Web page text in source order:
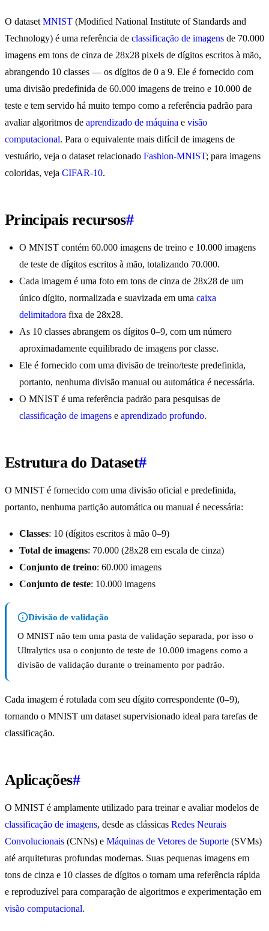
O dataset MNIST (Modified National Institute of Standards and
Technology) é uma referência de classificação de imagens de 70.000
imagens em tons de cinza de 28x28 pixels de dígitos escritos à mão,
abrangendo 10 classes — os dígitos de 0 a 9. Ele é fornecido com
uma divisão predefinida de 60.000 imagens de treino e 10.000 de
teste e tem servido há muito tempo como a referência padrão para
avaliar algoritmos de aprendizado de máquina e visão
computacional. Para o equivalente mais difícil de imagens de
vestuário, veja o dataset relacionado Fashion-MNIST; para imagens
coloridas, veja CIFAR-10.
Principais recursos#
O MNIST contém 60.000 imagens de treino e 10.000 imagens
de teste de dígitos escritos à mão, totalizando 70.000.
Cada imagem é uma foto em tons de cinza de 28x28 de um
único dígito, normalizada e suavizada em uma caixa
delimitadora fixa de 28x28.
As 10 classes abrangem os dígitos 0–9, com um número
aproximadamente equilibrado de imagens por classe.
Ele é fornecido com uma divisão de treino/teste predefinida,
portanto, nenhuma divisão manual ou automática é necessária.
O MNIST é uma referência padrão para pesquisas de
classificação de imagens e aprendizado profundo.
Estrutura do Dataset#
O MNIST é fornecido com uma divisão oficial e predefinida,
portanto, nenhuma partição automática ou manual é necessária:
Classes: 10 (dígitos escritos à mão 0–9)
Total de imagens: 70.000 (28x28 em escala de cinza)
Conjunto de treino: 60.000 imagens
Conjunto de teste: 10.000 imagens
Divisão de validação
O MNIST não tem uma pasta de validação separada, por isso o
Ultralytics usa o conjunto de teste de 10.000 imagens como a
divisão de validação durante o treinamento por padrão.
Cada imagem é rotulada com seu dígito correspondente (0–9),
tornando o MNIST um dataset supervisionado ideal para tarefas de
classificação.
Aplicações#
O MNIST é amplamente utilizado para treinar e avaliar modelos de
classificação de imagens, desde as clássicas Redes Neurais
Convolucionais (CNNs) e Máquinas de Vetores de Suporte (SVMs)
até arquiteturas profundas modernas. Suas pequenas imagens em
tons de cinza e 10 classes de dígitos o tornam uma referência rápida
e reproduzível para comparação de algoritmos e experimentação em
visão computacional.